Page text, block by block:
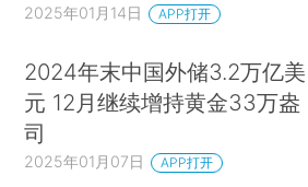
2025年01月14日 APP打开
2024年末中国外储3.2万亿美
元 12月继续增持黄金33万盎
司
2025年01月07日 APP打开